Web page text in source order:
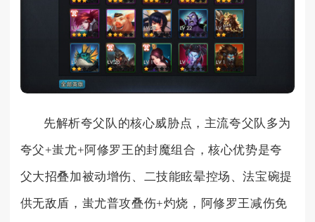
先解析夸父队的核心威胁点，主流夸父队多为
夸父+蚩尤+阿修罗王的封魔组合，核心优势是夸
父大招叠加被动增伤、二技能眩晕控场、法宝碗提
供无敌盾，蚩尤普攻叠伤+灼烧，阿修罗王减伤免